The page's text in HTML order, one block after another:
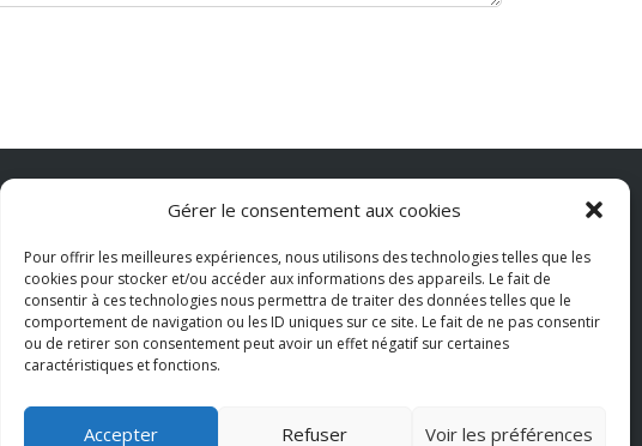
Gérer le consentement aux cookies
Pour offrir les meilleures expériences, nous utilisons des technologies telles que les
cookies pour stocker et/ou accéder aux informations des appareils. Le fait de
consentir à ces technologies nous permettra de traiter des données telles que le
comportement de navigation ou les ID uniques sur ce site. Le fait de ne pas consentir
ou de retirer son consentement peut avoir un effet négatif sur certaines
caractéristiques et fonctions.
Accepter Refuser Voir les préférences
Paiements Acceptés
Visa PayPal MasterCard